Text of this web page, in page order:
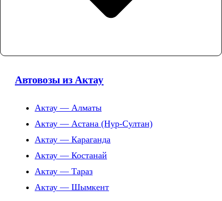
Автовозы из Актау
Актау — Алматы
Актау — Астана (Нур-Султан)
Актау — Караганда
Актау — Костанай
Актау — Тараз
Актау — Шымкент